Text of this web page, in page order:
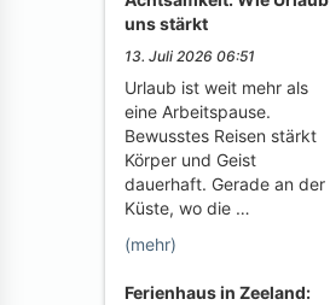
uns stärkt
13. Juli 2026 06:51
Urlaub ist weit mehr als
eine Arbeitspause.
Bewusstes Reisen stärkt
Körper und Geist
dauerhaft. Gerade an der
Küste, wo die …
(mehr)
Ferienhaus in Zeeland: